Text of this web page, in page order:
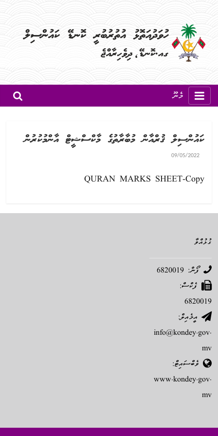
މެނޫ
ކައުންސިލް ޤުރްއާން މުބާރާތުގެ މާކްސްޝީޓް އާންމުކުރުން
09/05/2022
QURAN MARKS SHEET-Copy
ގުޅުއްވާ
ފޯން: 6820019
ފެކްސް:
6820019
އީމެއިލް:
info@kondey.gov.
mv
ވެބްސައިޓް:
www.kondey.gov.
mv